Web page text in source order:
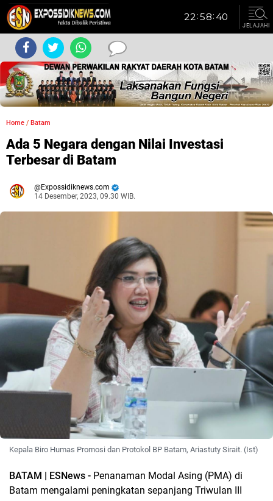
JELAJAHI
Home / Batam
Ada 5 Negara dengan Nilai Investasi
Terbesar di Batam
Expossidiknews.com
14 Desember, 2023, 09.30 WIB.
Kepala Biro Humas Promosi dan Protokol BP Batam, Ariastuty Sirait. (Ist)
BATAM | ESNews - Penanaman Modal Asing (PMA) di
Batam mengalami peningkatan sepanjang Triwulan III